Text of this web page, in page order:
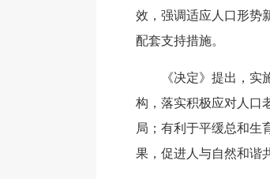
效，强调适应人口形势
配套支持措施。
《决定》提出，
构，落实积极应对人口
局；有利于平缓总和生
果，促进人与自然和谐